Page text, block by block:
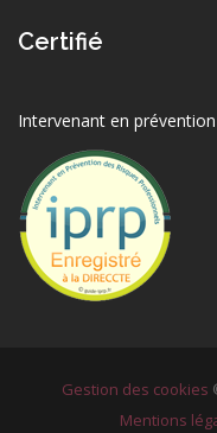
Certifié
Intervenant en
Gestion des cookies
Mentions